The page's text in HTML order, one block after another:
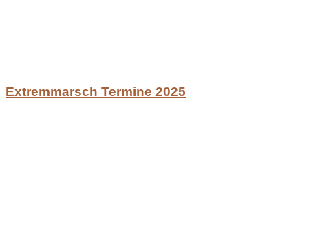
Extremmarsch Termine 2025